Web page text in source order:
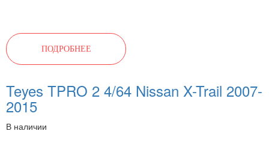
ПОДРОБНЕЕ
Teyes TPRO 2 4/64 Nissan X-Trail 2007-
2015
В наличии